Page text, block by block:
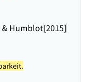
& Humblot[2015]